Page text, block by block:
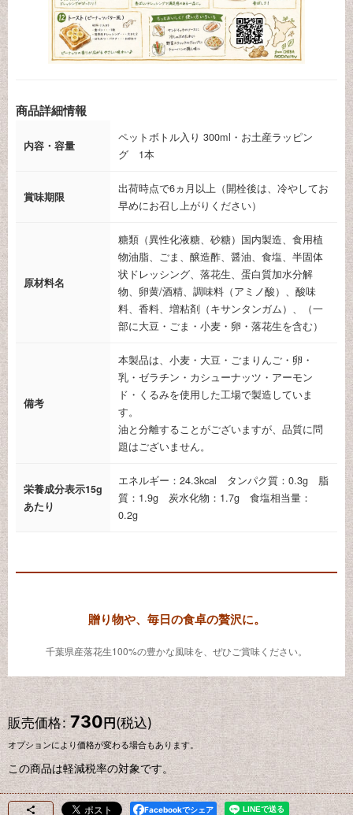
商品詳細情報
内容・容量
ペットボトル入り 300ml・お土産ラッピン
グ 1本
賞味期限
出荷時点で6ヵ月以上（開栓後は、冷やしてお
早めにお召し上がりください）
原材料名
糖類（異性化液糖、砂糖）国内製造、食用植
物油脂、ごま、醸造酢、醤油、食塩、半固体
状ドレッシング、落花生、蛋白質加水分解
物、卵黄/酒精、調味料（アミノ酸）、酸味
料、香料、増粘剤（キサンタンガム）、（一
部に大豆・ごま・小麦・卵・落花生を含む）
備考
本製品は、小麦・大豆・ごまりんご・卵・
乳・ゼラチン・カシューナッツ・アーモン
ド・くるみを使用した工場で製造していま
す。
油と分離することがございますが、品質に問
題はございません。
栄養成分表示15g
あたり
エネルギー：24.3kcal タンパク質：0.3g 脂
質：1.9g 炭水化物：1.7g 食塩相当量：
0.2g
贈り物や、毎日の食卓の贅沢に。
千葉県産落花生100%の豊かな風味を、ぜひご賞味ください。
販売価格: 730円(税込)
オプションにより価格が変わる場合もあります。
この商品は軽減税率の対象です。
Facebookでシェア